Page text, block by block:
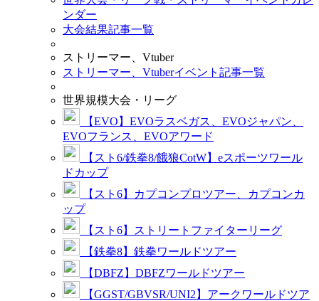
ンダー
大会結果記事一覧
ストリーマー、Vtuber
ストリーマー、Vtuberイベント記事一覧
世界規模大会・リーグ
【EVO】EVOラスベガス、EVOジャパン、
EVOフランス、EVOアワード
【スト6/鉄拳8/餓狼CotW】eスポーツワール
ドカップ
【スト6】カプコンプロツアー、カプコンカ
ップ
【スト6】ストリートファイターリーグ
【鉄拳8】鉄拳ワールドツアー
【DBFZ】DBFZワールドツアー
【GGST/GBVSR/UNI2】アークワールドツア